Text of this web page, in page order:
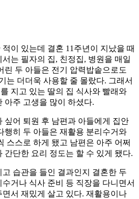
이 있는데 결혼 11주년이 지났을 때
는 필자의 집, 친정집, 병원을 매일
린 두 아들은 전기 압력밥솥으로도
는 더더욱 사용할 줄 몰랐다. 그래서
지고 있는 딸의 집 식사와 빨래와
아주 고생을 많이 하셨다.
싶어 퇴원 후 남편과 아들에게 집안
행히 두 아들은 재활용 분리수거와
스스로 하게 됐고 남편은 아주 어쩌
간단한 요리 정도는 할 수 있게 됐다.
습관을 들인 결과인지 결혼한 두
거나 식사 준비 등 직장을 다니면서
서 재밌게 살고 있다. 재활용이나